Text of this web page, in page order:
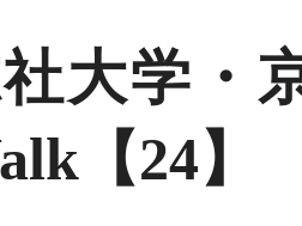
社大学・
【24】